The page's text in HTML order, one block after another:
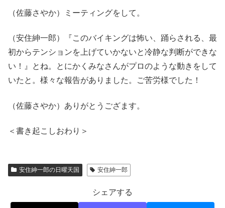
（佐藤さやか）ミーティングをして。
（安住紳一郎）『このバイキングは怖い、踊らされる、最
初からテンションを上げていかないと冷静な判断ができな
い！』とね。とにかくみなさんがプロのような動きをして
いたと。様々な報告がありました。ご苦労様でした！
（佐藤さやか）ありがとうござます。
＜書き起こしおわり＞
安住紳一郎の日曜天国 安住紳一郎
シェアする